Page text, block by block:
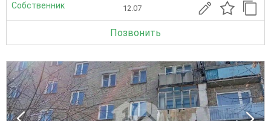
Собственник 12.07
Позвонить